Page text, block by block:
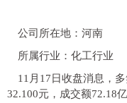
公司所在地：河南
所属行业：化工行业
11月17日收盘消息，
32.100元，成交额72.18亿